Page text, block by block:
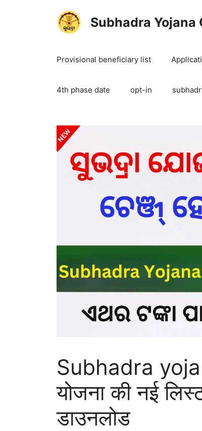
Subhadra Yojana
Provisional beneficiary list
4th phase date opt-in
Subhadra
योजना की नई
डाउनलोड